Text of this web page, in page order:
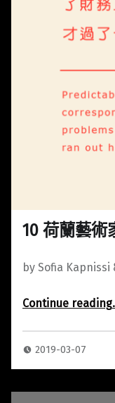
10 荷蘭藝術
by Sofia Kapnissi
Continue reading“10 荷
2019-03-07